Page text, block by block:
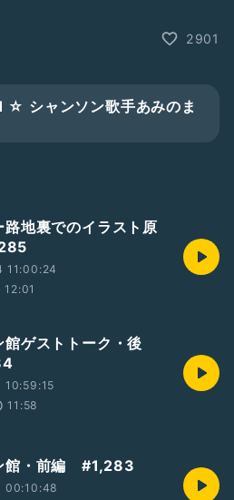
2901
シャンソン歌手あみのま
路地裏でのイラスト原
12:01
館ゲストトーク・後
11:58
館・前編 #1,283
00:10:48